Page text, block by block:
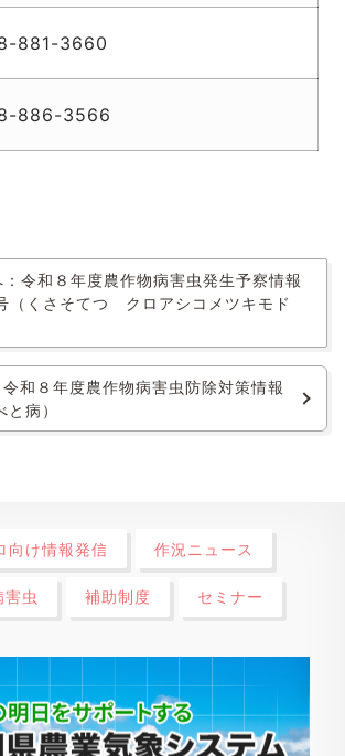
881-3660
886-3566
令和８年度農作物病害虫発生予察情報
（くさそてつ クロアシコメツキモド
和８年度農作物病害虫防除対策情報
病）
向け情報発信 作況ニュース
害虫 補助制度 セミナー